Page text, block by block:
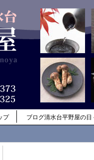
プ ブログ清水台平野屋の日